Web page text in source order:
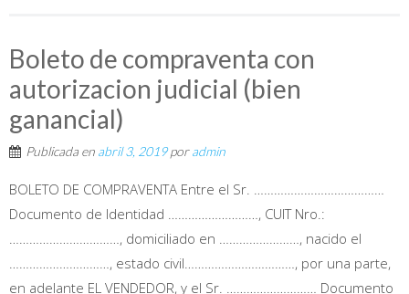
Boleto de compraventa con
autorizacion judicial (bien
ganancial)
Publicada en abril 3, 2019poradmin
BOLETO DE COMPRAVENTA Entre el Sr. …………………………………
Documento de Identidad ………………………, CUIT Nro.:
……………………………, domiciliado en ……………………, nacido el
…………………………, estado civil……………………………, por una parte,
en adelante EL VENDEDOR, y el Sr. ……………………… Documento